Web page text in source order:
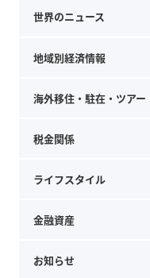
世界のニュース
地域別経済情報
海外移住・駐在・ツアー
税金関係
ライフスタイル
金融資産
お知らせ